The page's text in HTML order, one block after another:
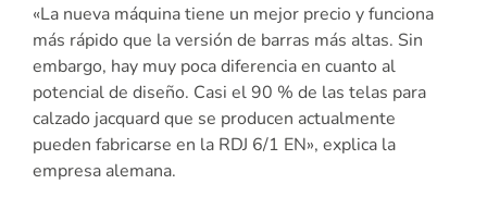
«La nueva máquina tiene un mejor precio y funciona
más rápido que la versión de barras más altas. Sin
embargo, hay muy poca diferencia en cuanto al
potencial de diseño. Casi el 90 % de las telas para
calzado jacquard que se producen actualmente
pueden fabricarse en la RDJ 6/1 EN», explica la
empresa alemana.